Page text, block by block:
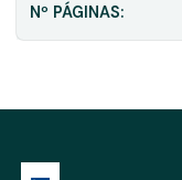
Nº PÁGINAS: